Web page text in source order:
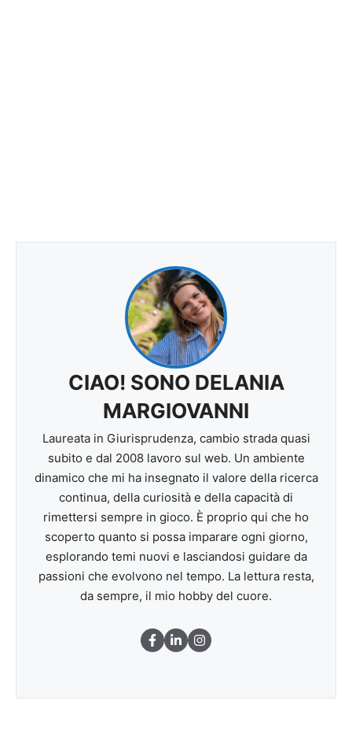
CIAO! SONO DELANIA
MARGIOVANNI
Laureata in Giurisprudenza, cambio strada quasi
subito e dal 2008 lavoro sul web. Un ambiente
dinamico che mi ha insegnato il valore della ricerca
continua, della curiosità e della capacità di
rimettersi sempre in gioco. È proprio qui che ho
scoperto quanto si possa imparare ogni giorno,
esplorando temi nuovi e lasciandosi guidare da
passioni che evolvono nel tempo. La lettura resta,
da sempre, il mio hobby del cuore.